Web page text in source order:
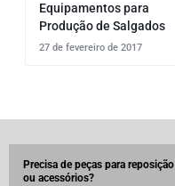
Equipamentos para
Produção de Salgados
27 de fevereiro de 2017
Precisa de peças para reposição
ou acessórios?